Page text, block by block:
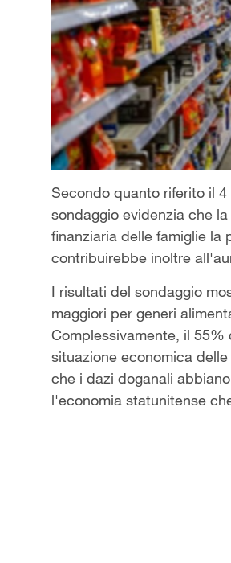
Secondo quanto riferito il
sondaggio evidenzia che
finanziaria delle famiglie la
contribuirebbe inoltre
I risultati del sondaggio
maggiori per generi
Complessivamente, il
situazione economica
che i dazi doganali
l'economia statunitense